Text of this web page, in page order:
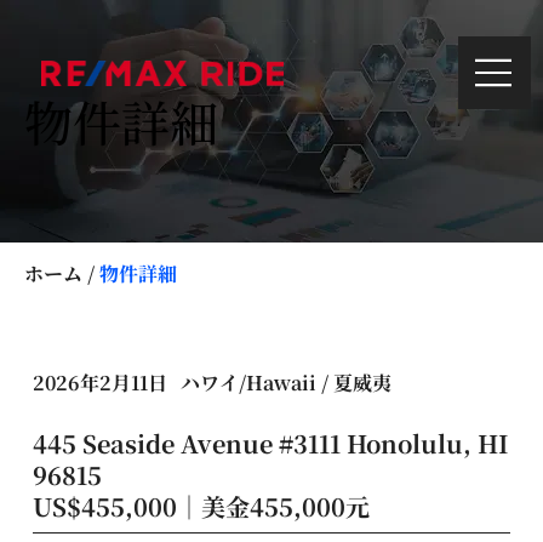
物件詳細
2026年2月11日 ハワイ/Hawaii / 夏威夷
445 Seaside Avenue #3111 Honolulu, HI
96815
US$455,000｜美金455,000元
ホーム /物件詳細